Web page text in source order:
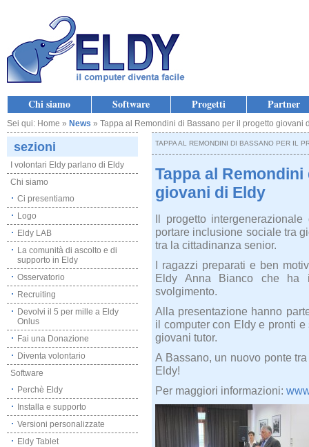
Chi siamo Software Progetti Partner
Sei qui: Home » News » Tappa al Remondini di Bassano per il progetto giovani
sezioni
I volontari Eldy parlano di Eldy
Chi siamo
Ci presentiamo
Logo
Eldy LAB
La comunità di ascolto e di
supporto in Eldy
Osservatorio
Recruiting
Devolvi il 5 per mille a Eldy
Onlus
Fai una Donazione
Diventa volontario
Software
Perchè Eldy
Installa e supporto
Versioni personalizzate
Eldy Tablet
TAPPA AL REMONDINI DI BASSANO PER IL
Tappa al
giovani di Eldy
Il progetto
portare inclusione sociale tra
tra la cittadinanza senior.
I ragazzi preparati e ben
Eldy Anna Bianco che ha
svolgimento.
Alla presentazione hanno
il computer con Eldy e pronti
giovani tutor.
A Bassano, un nuovo ponte
Eldy!
Per maggiori informazioni: